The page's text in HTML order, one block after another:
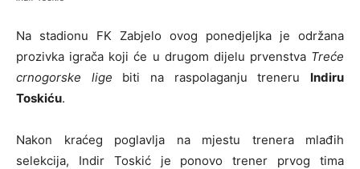
Na stadionu FK Zabjelo ovog ponedjeljka je održana
prozivka igrača koji će u drugom dijelu prvenstva Treće
crnogorske lige biti na raspolaganju treneru Indiru
Toskiću.
Nakon kraćeg poglavlja na mjestu trenera mlađih
selekcija, Indir Toskić je ponovo trener prvog tima